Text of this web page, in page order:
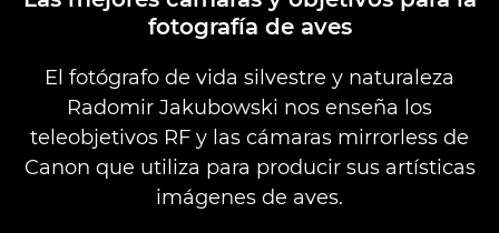
fotografía de aves
El fotógrafo de vida silvestre y naturaleza
Radomir Jakubowski nos enseña los
teleobjetivos RF y las cámaras mirrorless de
Canon que utiliza para producir sus artísticas
imágenes de aves.